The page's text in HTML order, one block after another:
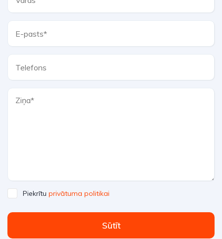
Piekrītu privātuma politikai
Sūtīt